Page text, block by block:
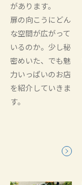
があります。
扉の向こうにどん
な空間が広がって
いるのか。少し秘
密めいた、でも魅
力いっぱいのお店
を紹介していきま
す。